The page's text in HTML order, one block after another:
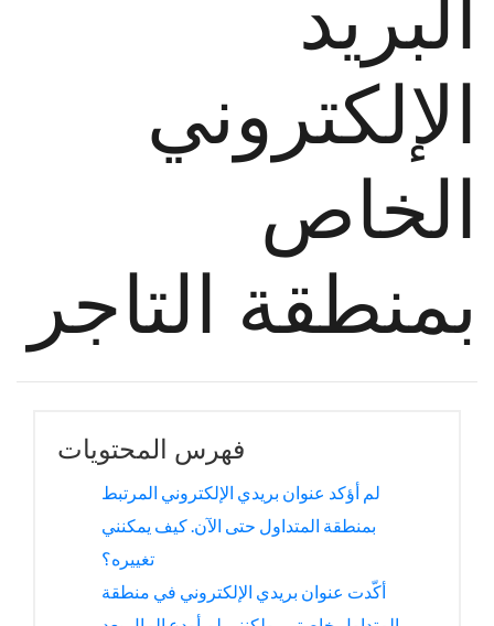
البريد
الإلكتروني
الخاص
بمنطقة التاجر
فهرس المحتويات
لم أؤكد عنوان بريدي الإلكتروني المرتبط
بمنطقة المتداول حتى الآن. كيف يمكنني
تغييره؟
أكّدت عنوان بريدي الإلكتروني في منطقة